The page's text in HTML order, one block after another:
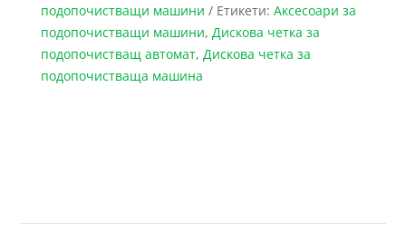
подопочистващи машини
Етикети: Аксесоари за
подопочистващи машини, Дискова четка за
подопочистващ автомат, Дискова четка за
подопочистваща машина